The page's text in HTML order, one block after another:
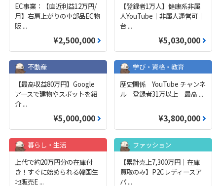
EC事業：【直近利益12万円/
月】右肩上がりの車部品EC物
販 ...
¥2,500,000
【登録者1万人】健康系非属
人YouTube｜非属人運営可｜
台 ...
¥5,030,000
不動産
【最高収益80万円】Google
アースで建物やスポットを紹
介 ...
¥5,000,000
学び・資格・教育
歴史関係 YouTube チャンネ
ル 登録者31万以上 最高 ...
¥3,800,000
暮らし・生活
上代で約20万円分の在庫付
き！すぐに始められる韓国生
地販売E ...
ファッション
【累計売上7,300万円｜在庫
買取のみ】P2Cレディースア
パ ...